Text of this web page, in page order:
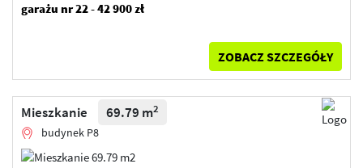
garażu nr 22 - 42 900 zł
ZOBACZ SZCZEGÓŁY
Mieszkanie 69.79 m2
budynek P8